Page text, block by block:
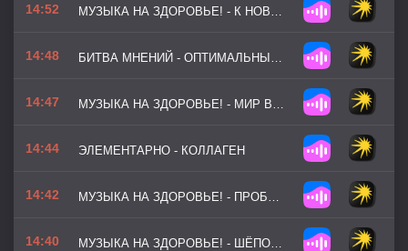
14:52 МУЗЫКА НА ЗДОРОВЬЕ! - К НОВЫМ ВЕРШИНАМ
14:48 БИТВА МНЕНИЙ - ОПТИМАЛЬНЫЙ ВОЗРАСТ ДЛЯ РОЖДЕНИЯ ДЕТЕЙ
14:47 МУЗЫКА НА ЗДОРОВЬЕ! - МИР ВНУТРИ
14:44 ЭЛЕМЕНТАРНО - КОЛЛАГЕН
14:42 МУЗЫКА НА ЗДОРОВЬЕ! - ПРОБУЖДЕНИЕ СИЛ
14:40 МУЗЫКА НА ЗДОРОВЬЕ! - ШЁПОТ ЛЕСА